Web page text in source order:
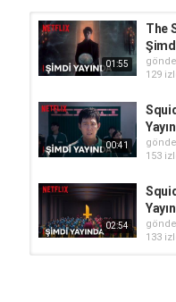
Netflix Türkiye
Etiketler
2025
Abdullah Oğuz ,
01:55
The
129
00:41
153
02:54
133